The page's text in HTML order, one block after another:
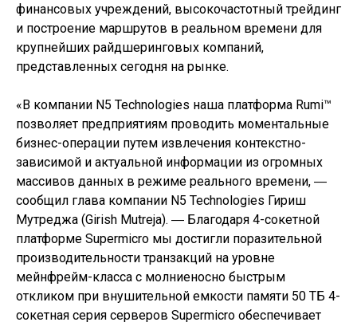
финансовых учреждений, высокочастотный трейдинг
и построение маршрутов в реальном времени для
крупнейших райдшеринговых компаний,
представленных сегодня на рынке.
«В компании N5 Technologies наша платформа Rumi™
позволяет предприятиям проводить моментальные
бизнес-операции путем извлечения контекстно-
зависимой и актуальной информации из огромных
массивов данных в режиме реального времени, ―
сообщил глава компании N5 Technologies Гириш
Мутреджа (Girish Mutreja). ― Благодаря 4-сокетной
платформе Supermicro мы достигли поразительной
производительности транзакций на уровне
мейнфрейм-класса с молниеносно быстрым
откликом при внушительной емкости памяти 50 ТБ 4-
сокетная серия серверов Supermicro обеспечивает